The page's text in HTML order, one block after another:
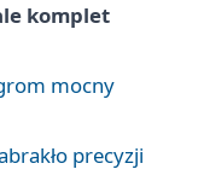
komplet
mocny
precyzji